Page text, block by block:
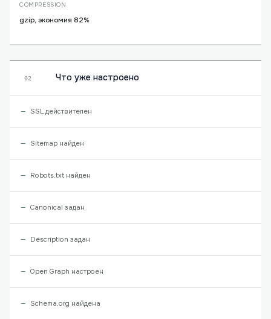
COMPRESSION
gzip, экономия 82%
02 Что уже настроено
SSL действителен
Sitemap найден
Robots.txt найден
Canonical задан
Description задан
Open Graph настроен
Schema.org найдена